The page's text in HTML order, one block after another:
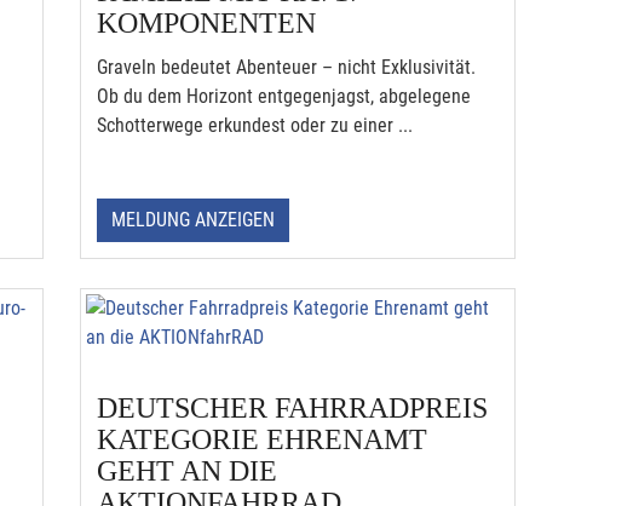
KOMPONENTEN
Graveln bedeutet Abenteuer – nicht Exklusivität.
Ob du dem Horizont entgegenjagst, abgelegene
Schotterwege erkundest oder zu einer ...
MELDUNG ANZEIGEN
DEUTSCHER FAHRRADPREIS
KATEGORIE EHRENAMT
GEHT AN DIE